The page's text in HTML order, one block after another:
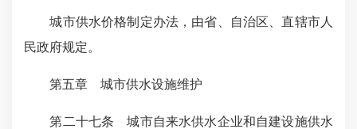
城市供水价格制定办法，由省、自治区、直辖市人
民政府规定。
第五章 城市供水设施维护
第二十七条 城市自来水供水企业和自建设施供水